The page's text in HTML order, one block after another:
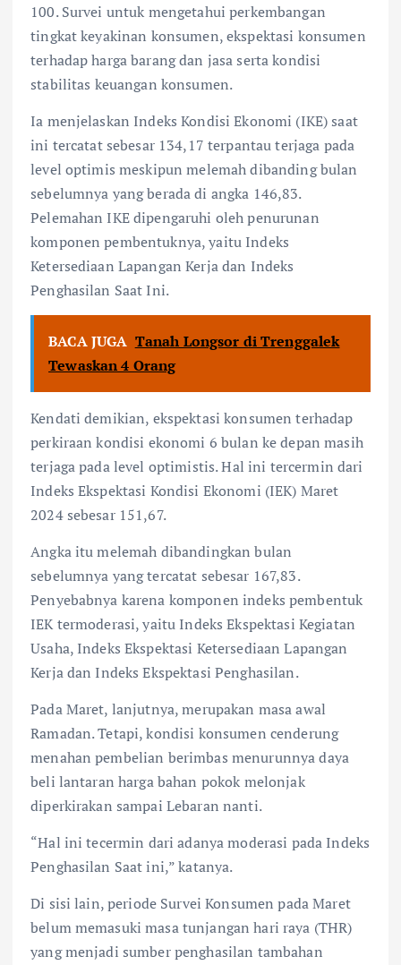
100. Survei untuk mengetahui perkembangan
tingkat keyakinan konsumen, ekspektasi konsumen
terhadap harga barang dan jasa serta kondisi
stabilitas keuangan konsumen.
Ia menjelaskan Indeks Kondisi Ekonomi (IKE) saat
ini tercatat sebesar 134,17 terpantau terjaga pada
level optimis meskipun melemah dibanding bulan
sebelumnya yang berada di angka 146,83.
Pelemahan IKE dipengaruhi oleh penurunan
komponen pembentuknya, yaitu Indeks
Ketersediaan Lapangan Kerja dan Indeks
Penghasilan Saat Ini.
BACA JUGA Tanah Longsor di Trenggalek
Tewaskan 4 Orang
Kendati demikian, ekspektasi konsumen terhadap
perkiraan kondisi ekonomi 6 bulan ke depan masih
terjaga pada level optimistis. Hal ini tercermin dari
Indeks Ekspektasi Kondisi Ekonomi (IEK) Maret
2024 sebesar 151,67.
Angka itu melemah dibandingkan bulan
sebelumnya yang tercatat sebesar 167,83.
Penyebabnya karena komponen indeks pembentuk
IEK termoderasi, yaitu Indeks Ekspektasi Kegiatan
Usaha, Indeks Ekspektasi Ketersediaan Lapangan
Kerja dan Indeks Ekspektasi Penghasilan.
Pada Maret, lanjutnya, merupakan masa awal
Ramadan. Tetapi, kondisi konsumen cenderung
menahan pembelian berimbas menurunnya daya
beli lantaran harga bahan pokok melonjak
diperkirakan sampai Lebaran nanti.
“Hal ini tecermin dari adanya moderasi pada Indeks
Penghasilan Saat ini,” katanya.
Di sisi lain, periode Survei Konsumen pada Maret
belum memasuki masa tunjangan hari raya (THR)
yang menjadi sumber penghasilan tambahan